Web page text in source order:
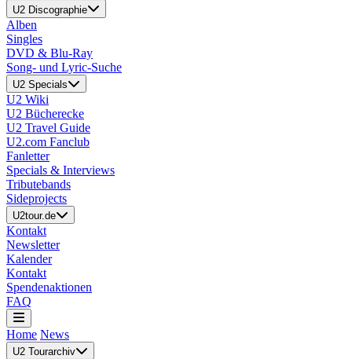
U2 Discographie
Alben
Singles
DVD & Blu-Ray
Song- und Lyric-Suche
U2 Specials
U2 Wiki
U2 Bücherecke
U2 Travel Guide
U2.com Fanclub
Fanletter
Specials & Interviews
Tributebands
Sideprojects
U2tour.de
Kontakt
Newsletter
Kalender
Kontakt
Spendenaktionen
FAQ
Home News
U2 Tourarchiv